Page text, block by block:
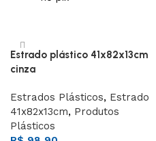
Estrado plástico 41x82x13cm
cinza
Estrados Plásticos, Estrado
41x82x13cm, Produtos
Plásticos